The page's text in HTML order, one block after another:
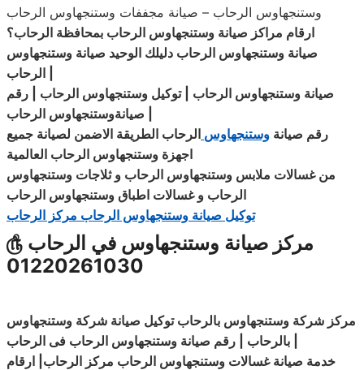
وستنجهاوس الرحاب – صيانة مجففات وستنجهاوس الرحاب
ارقام مراكز صيانة وستنجهاوس الرحاب بمحافظة الرحاب؟
صيانة وستنجهاوس الرحاب دليلك الوحيد صيانة وستنجهاوس
صيانة وستنجهاوس الرحاب | توكيل وستنجهاوس الرحاب | رقم
صيانةوستنجهاوس
رقم صيانة وستنجهاوس الرحاب الطريقة الاضمن لصيانة جميع
اجهزة وستنجهاوس الرحاب العالمية
من غسالات ملابس وستنجهاوس الرحاب وثلاجات وستنجهاوس
الرحاب و غسالات اطباق وستنجهاوس الرحاب
توكيل صيانة وستنجهاوس الرحاب مركز الرحاب
مركز صيانة وستنجهاوس في الرحاب ௹
01220261030
مركز شركة وستنجهاوس بالرحاب توكيل صيانة شركة وستنجهاوس
خدمة صيانة غسالات وستنجهاوس الرحاب مركز الرحاب| ارقام